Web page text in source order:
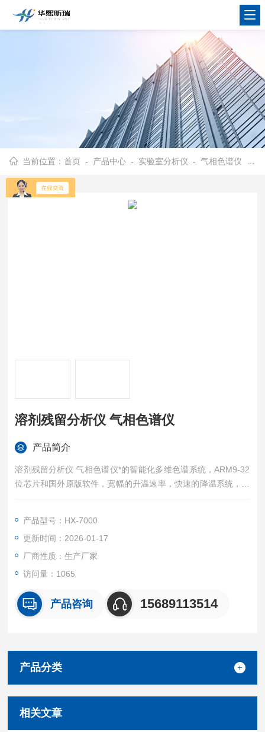
当前位置：首页 - 产品中心 - 实验室分析仪 -气相色谱仪
溶剂残留分析仪 气相色谱仪
产品简介
溶剂残留分析仪 气相色谱仪*的智能化多维色谱系统，ARM9-32
位芯片和国外原版软件，宽幅的升温速率，快速的降温系统，高
稳定性的温控技术
产品型号：HX-7000
更新时间：2026-01-17
厂商性质：生产厂家
访问量：1065
产品咨询 15689113514
产品分类
相关文章